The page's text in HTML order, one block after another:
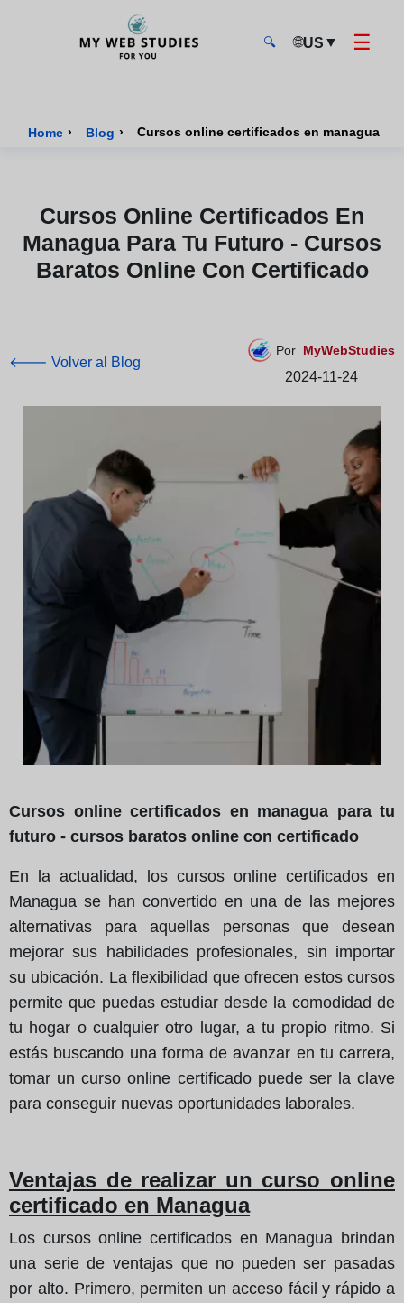
🔍 🌐US ▼ ☰
Home › Blog ›
Cursos Online Certificados En
Managua Para Tu Futuro - Cursos
Baratos Online Con Certificado
🡐 Volver al Blog
Por MyWebStudies
2024-11-24
Cursos online certificados en managua para tu
futuro - cursos baratos online con certificado
En la actualidad, los cursos online certificados en
Managua se han convertido en una de las mejores
alternativas para aquellas personas que desean
mejorar sus habilidades profesionales, sin importar
su ubicación. La flexibilidad que ofrecen estos cursos
permite que puedas estudiar desde la comodidad de
tu hogar o cualquier otro lugar, a tu propio ritmo. Si
estás buscando una forma de avanzar en tu carrera,
tomar un curso online certificado puede ser la clave
para conseguir nuevas oportunidades laborales.
Ventajas de realizar un curso online
certificado en Managua
Los cursos online certificados en Managua brindan
una serie de ventajas que no pueden ser pasadas
por alto. Primero, permiten un acceso fácil y rápido a